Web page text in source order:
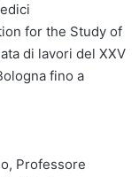
for the Study of
di lavori del XXV
fino a
Professore